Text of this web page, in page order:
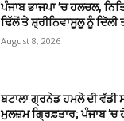
ਪੰਜਾਬ ਭਾਜਪਾ ’ਚ ਹਲਚਲ,
ਢਿੱਲੋਂ ਤੇ ਸ਼੍ਰੀਨਿਵਾਸੂਲੂ ਨੂੰ ਦਿੱਲੀ
August 8, 2026
ਬਟਾਲਾ ਗ੍ਰਨੇਡ ਹਮਲੇ ਦੀ ਵੱਡੀ
ਮੁਲਜ਼ਮ ਗ੍ਰਿਫ਼ਤਾਰ; ਪੰਜਾਬ